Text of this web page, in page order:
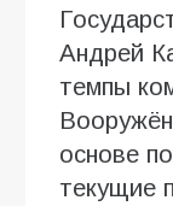
Андрей
темпы
основе
текущие